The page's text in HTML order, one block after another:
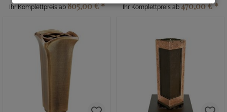
Ihr Komplettpreis ab805,00 €* Ihr Komplettpreis ab470,00 €*